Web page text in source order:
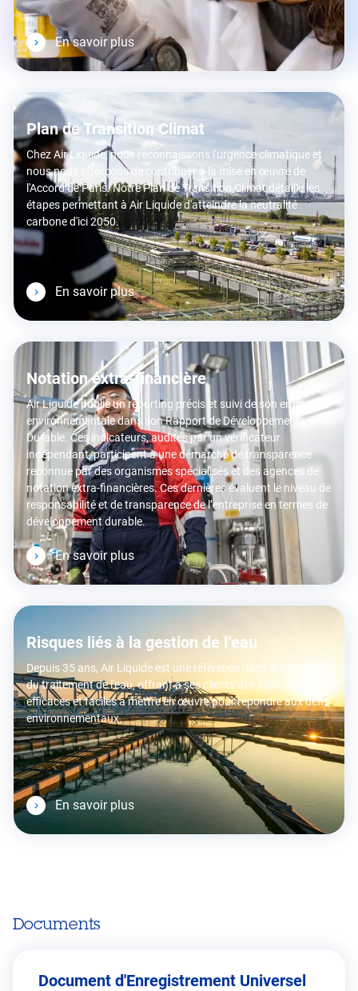
En savoir plus
Plan de Transition Climat
Chez Air Liquide, nous reconnaissons l'urgence climatique et
nous nous efforçons de contribuer à la mise en œuvre de
l'Accord de Paris. Notre Plan de Transition Climat détaille les
étapes permettant à Air Liquide d'atteindre la neutralité
carbone d'ici 2050.
En savoir plus
Notation extra-financière
Air Liquide publie un reporting précis et suivi de son empreinte
environnementale dans son Rapport de Développement
Durable. Ces indicateurs, audités par un vérificateur
indépendant, participent à une démarche de transparence
reconnue par des organismes spécialisés et des agences de
notation extra-financières. Ces dernières évaluent le niveau de
responsabilité et de transparence de l’entreprise en termes de
développement durable.
En savoir plus
Risques liés à la gestion de l’eau
Depuis 35 ans, Air Liquide est une référence dans le domaine
du traitement de l'eau, offrant à ses clients des solutions
efficaces et faciles à mettre en œuvre pour répondre aux défis
environnementaux.
En savoir plus
Documents
Document d'Enregistrement Universel